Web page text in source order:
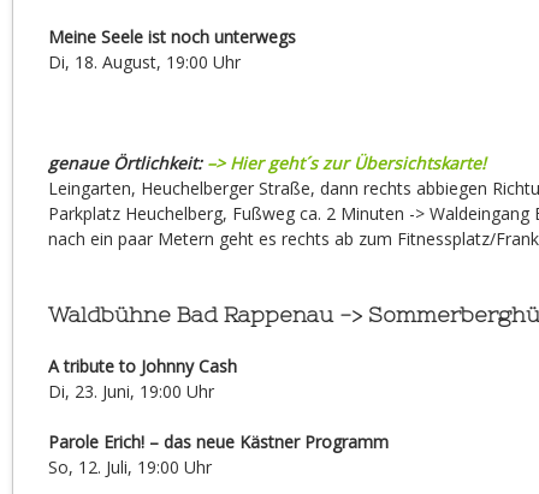
Meine Seele ist noch unterwegs
Di, 18. August, 19:00 Uhr
genaue Örtlichkeit: –> Hier geht´s zur Übersichtskarte!
Leingarten, Heuchelberger Straße, dann rechts abbiegen
Parkplatz Heuchelberg, Fußweg ca. 2 Minuten ->
nach ein paar Metern geht es rechts ab zum Fitnessplatz/
Waldbühne Bad Rappenau ->
A tribute to Johnny Cash
Di, 23. Juni, 19:00 Uhr
Parole Erich! – das neue Kästner Programm
So, 12. Juli, 19:00 Uhr